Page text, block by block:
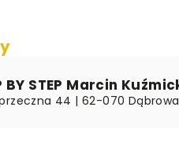
BY STEP Marcin
44 | 62-070